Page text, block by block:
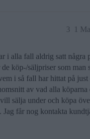
1
3
i alla fall aldrig satt några
köp-/säljpriser som man
i så fall har hittat på just
av vad alla köparna
sälja under och köpa
Jag får nog kontakta